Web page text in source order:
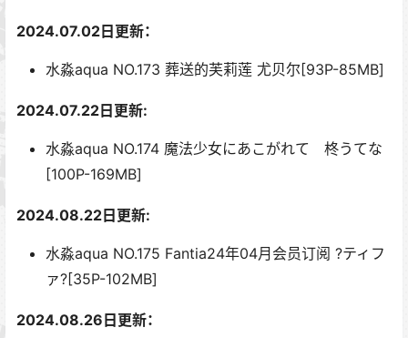
2024.07.02日更新：
水淼aqua NO.173 葬送的芙莉莲 尤贝尔[93P-85MB]
2024.07.22日更新:
水淼aqua NO.174 魔法少女にあこがれて 柊うてな
[100P-169MB]
2024.08.22日更新:
水淼aqua NO.175 Fantia24年04月会员订阅 ?ティフ
ァ?[35P-102MB]
2024.08.26日更新：